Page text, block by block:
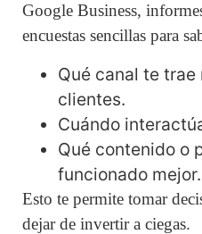
Google Business,
encuestas sencillas para
Qué canal te
clientes.
Cuándo
Qué contenido o
funcionado mejor.
Esto te permite tomar
dejar de invertir a ciegas.